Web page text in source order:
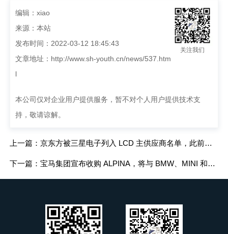
关注我们
编辑：xiao
来源：本站
发布时间：2022-03-12 18:45:43
文章地址： http://www.sh-youth.cn/news/537.htm
l
本公司仅对企业用户提供服务，暂不对个人用户提供技术支
持，敬请谅解。
上一篇：京东方被三星电子列入 LCD 主供应商名单，此前三星显示宣布在 6 月全面退出 LCD 业务
下一篇：宝马集团宣布收购 ALPINA，将与 BMW、MINI 和劳斯莱斯构建 4 大品牌